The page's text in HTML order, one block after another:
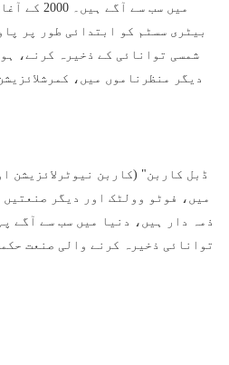
میں سب سے
بیٹری سسٹم کو ابتدائی طور پر
شمسی توانائی کے ذخیرہ کرنے،
دیگر منظرناموں میں،
میں، فوٹو وولٹک اور دیگر
ذمہ دار ہیں، دنیا میں سب سے آگے
توانائی ذخیرہ کرنے والی صنعت